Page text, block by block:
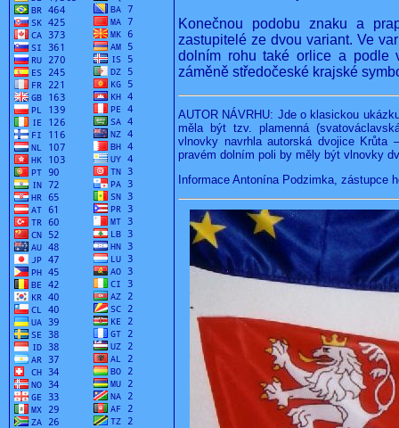
Konečnou podobu znaku a
zastupitelé ze dvou variant. Ve
dolním rohu také orlice a podle
záměně středočeské krajské
AUTOR NÁVRHU: Jde o klasickou
měla být tzv. plamenná
vlnovky navrhla autorská dvojice
pravém dolním poli by měly být vlnovky
Informace Antonína Podzimka, zástupce